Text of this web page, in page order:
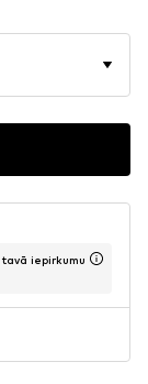
iepirkumu